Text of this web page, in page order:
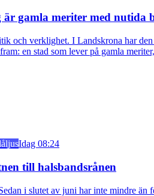
är gamla meriter med nutida
och verklighet. I Landskrona har
en stad som lever på gamla
Idag 08:24
till halsbandsrånen
i slutet av juni har inte mindre än